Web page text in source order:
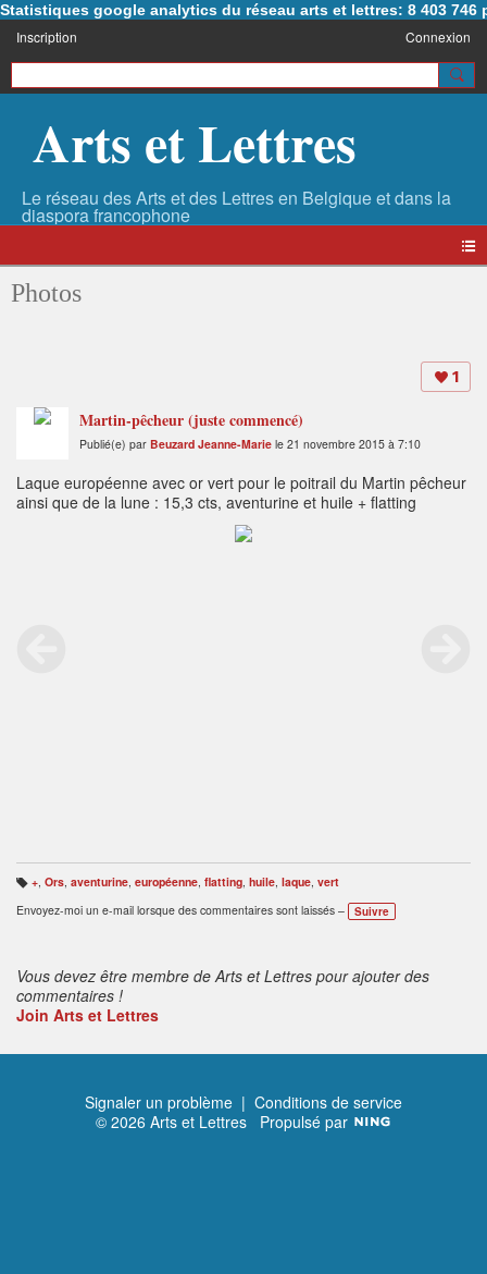
Statistiques google analytics du réseau arts et lettres: 8 403 746
Inscription Connexion
Arts et Lettres
Photos
1
Martin-pêcheur (juste commencé)
Publié(e) par Beuzard Jeanne-Marie le 21 novembre 2015 à 7:10
Laque européenne avec or vert pour le poitrail du Martin pêcheur
ainsi que de la lune : 15,3 cts, aventurine et huile + flatting
B
ali
s
+, Ors, aventurine, européenne, flatting, huile, laque, vert
Envoyez-moi un e-mail lorsque des commentaires sont laissés –
Suivre
Vous devez être membre de Arts et Lettres pour ajouter des
commentaires !
Join Arts et Lettres
Signaler un problème | Conditions de service
© 2026 Arts et Lettres Propulsé par